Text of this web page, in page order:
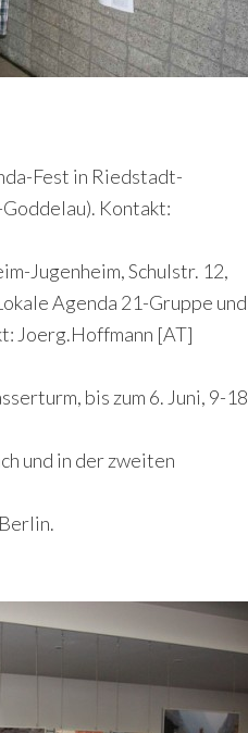
Fest in Riedstadt-
Kontakt:
Jugenheim, Schulstr. 12,
Agenda 21-Gruppe und
Joerg.Hoffmann [AT]
bis zum 6. Juni, 9-18
und in der zweiten